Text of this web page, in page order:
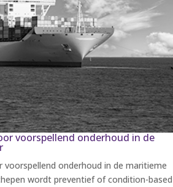
voorspellend onderhoud in de
onderhoud in de maritieme
wordt preventief of condition-based